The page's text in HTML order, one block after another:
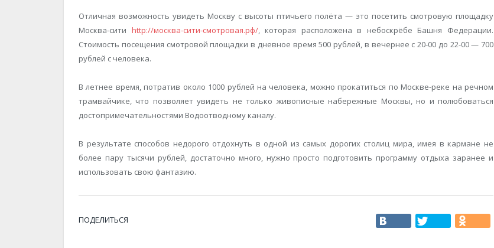
Отличная возможность увидеть Москву с высоты птичьего полёта — это посетить смотровую площадку
Москва-сити http://москва-сити-смотровая.рф/, которая расположена в небоскрёбе Башня Федерации.
Стоимость посещения смотровой площадки в дневное время 500 рублей, в вечернее с 20-00 до 22-00 — 700
рублей с человека.
В летнее время, потратив около 1000 рублей на человека, можно прокатиться по Москве-реке на речном
трамвайчике, что позволяет увидеть не только живописные набережные Москвы, но и полюбоваться
достопримечательностями Водоотводному каналу.
В результате способов недорого отдохнуть в одной из самых дорогих столиц мира, имея в кармане не
более пару тысячи рублей, достаточно много, нужно просто подготовить программу отдыха заранее и
использовать свою фантазию.
ПОДЕЛИТЬСЯ